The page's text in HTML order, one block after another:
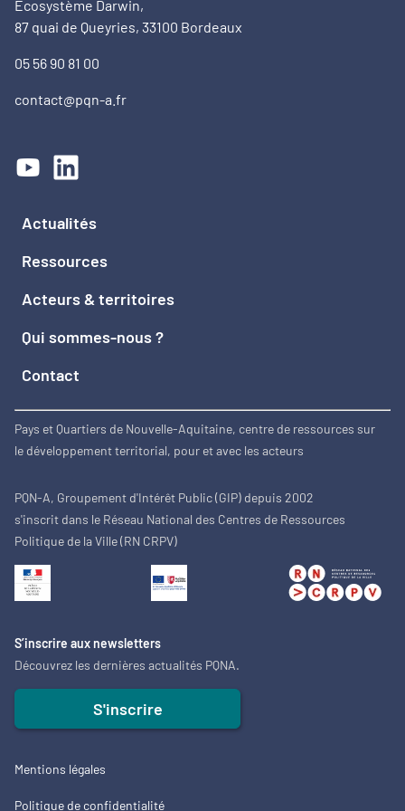
Ecosystème Darwin,
87 quai de Queyries, 33100 Bordeaux
05 56 90 81 00
contact@pqn-a.fr
Actualités
Ressources
Acteurs & territoires
Qui sommes-nous ?
Contact
Pays et Quartiers de Nouvelle-Aquitaine, centre de ressources sur
le développement territorial, pour et avec les acteurs
PQN-A, Groupement d'Intérêt Public (GIP) depuis 2002
s'inscrit dans le Réseau National des Centres de Ressources
Politique de la Ville (RN CRPV)
S’inscrire aux newsletters
Découvrez les dernières actualités PQNA.
S'inscrire
Mentions légales
Politique de confidentialité